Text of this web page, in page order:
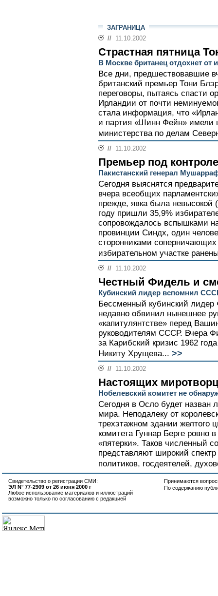
ЗАГРАНИЦА
// 11.10.2002
Страстная пятница
В Москве британец отдохнет от
Все дни, предшествовавшие
британский премьер Тони
переговоры, пытаясь спасти
Ирландии от почти
стала информация, что
и партия «Шинн Фейн» имели
министерства по делам
// 11.10.2002
Премьер под
Пакистанский генерал
Сегодня выяснятся
вчера всеобщих
прежде, явка была
году пришли 35,9%
сопровождалось вспышками
провинции Синдх, один
сторонниками
избирательном участке
// 11.10.2002
Честный Фидель и
Кубинский лидер вспомнил
Бессменный кубинский
недавно обвинил нынешнее
«капитулянтстве» перед
руководителям СССР. Вчера
за Карибский кризис 1962
Никиту Хрущева... >>
// 11.10.2002
Настоящих
Нобелевский комитет не
Сегодня в Осло будет назван
мира. Неподалеку от
трехэтажном здании желтого
комитета Гуннар Берге ровно
«пятерки». Таков численный
представляют широкий
политиков, госдеятелей,
Свидетельство о регистрации СМИ:
ЭЛ N° 77-2909 от 26 июня 2000 г
Любое использование материалов и иллюстраций
возможно только по согласованию с редакцией
Принимаются
По содержанию